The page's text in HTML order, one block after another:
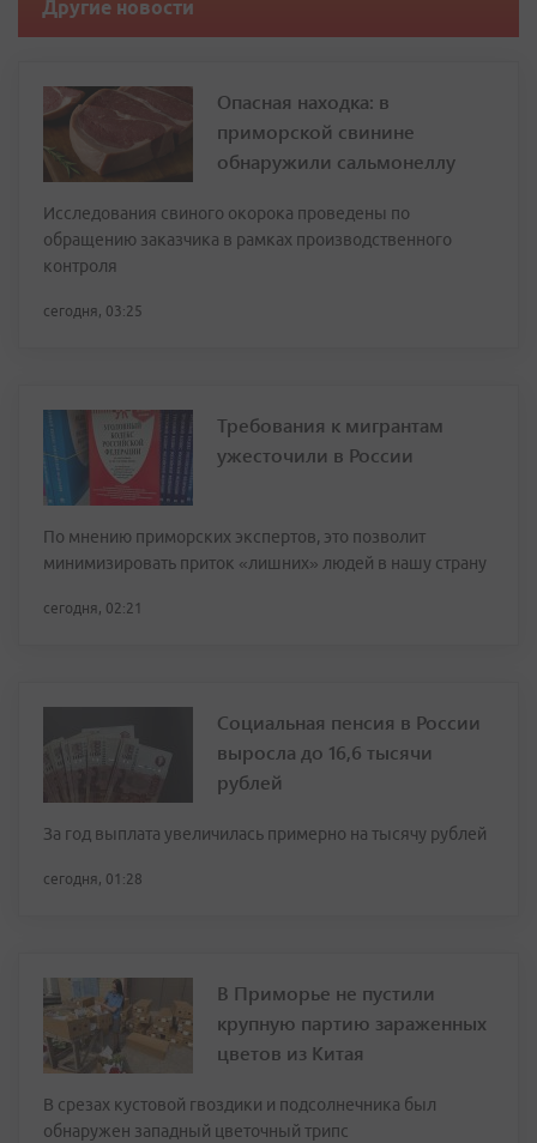
Другие новости
Опасная находка: в
приморской свинине
обнаружили сальмонеллу
Исследования свиного окорока проведены по
обращению заказчика в рамках производственного
контроля
сегодня, 03:25
Требования к мигрантам
ужесточили в России
По мнению приморских экспертов, это позволит
минимизировать приток «лишних» людей в нашу страну
сегодня, 02:21
Социальная пенсия в России
выросла до 16,6 тысячи
рублей
За год выплата увеличилась примерно на тысячу рублей
сегодня, 01:28
В Приморье не пустили
крупную партию зараженных
цветов из Китая
В срезах кустовой гвоздики и подсолнечника был
обнаружен западный цветочный трипс